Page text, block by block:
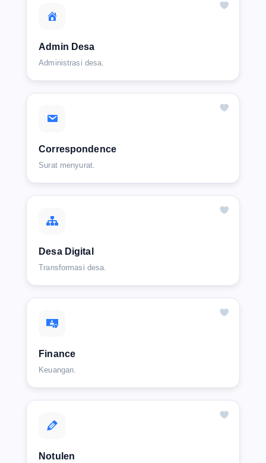
Admin Desa
Administrasi desa.
Correspondence
Surat menyurat.
Desa Digital
Transformasi desa.
Finance
Keuangan.
Notulen